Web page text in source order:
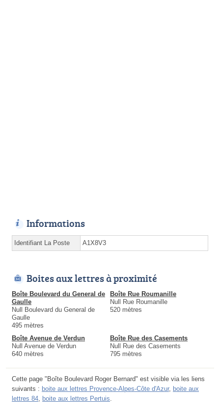
Informations
Identifiant La Poste A1X8V3
Boites aux lettres à proximité
Boîte Boulevard du General de
Gaulle
Null Boulevard du General de
Gaulle
495 mètres
Boîte Rue Roumanille
Null Rue Roumanille
520 mètres
Boîte Avenue de Verdun
Null Avenue de Verdun
640 mètres
Boîte Rue des Casements
Null Rue des Casements
795 mètres
Cette page "Boîte Boulevard Roger Bernard" est visible via les liens
suivants : boite aux lettres Provence-Alpes-Côte d'Azur, boite aux
lettres 84, boite aux lettres Pertuis.